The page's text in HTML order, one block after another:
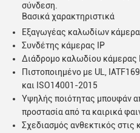
σύνδεση.
Βασικά χαρακτηριστικά
Εξαγωγέας καλωδίων
Συνδέτης κάμερας IP
Διάδρομο καλωδίου κάμερας
Πιστοποιημένο με UL,
και ISO14001-2015
Υψηλής ποιότητας μπουφάν
προστασία από τα καιρικά
Σχεδιασμός ανθεκτικός στις